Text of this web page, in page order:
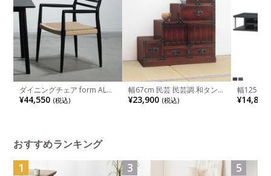
ダイニングチェア form ALNE
木製 肘付き チェア ペーパー
コードチェア 天然木 食卓椅
¥44,550 (税込)
幅67cm 民芸 民芸調 和タンス
階段箪笥 左下がり 和室 収納
棚 収納 引き出し 高級感 和風
¥23,900 (税込)
幅125cm
しラック
目調 モニ
¥14,800
おすすめランキング
1 3 5